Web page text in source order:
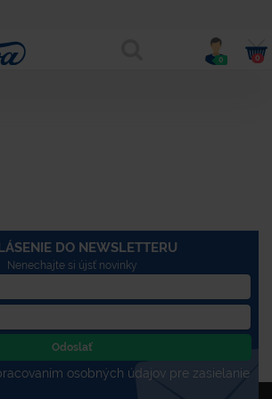
0 0
DO NEWSLETTERU
Nenechajte si újsť novinky
Odoslať
osobných údajov pre zasielanie